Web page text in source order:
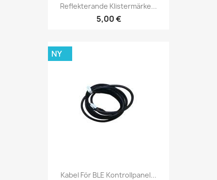
Reflekterande Klistermärke...
5,00 €
Kabel För BLE Kontrollpanel...
NY